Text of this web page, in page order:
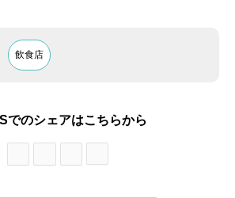
飲食店
でのシェアはこちらから